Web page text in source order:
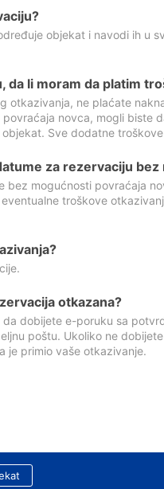
objekat i navodi ih u
da li moram da platim
otkazivanja, ne plaćate
novca, mogli biste
Sve dodatne
za rezervaciju
bez mogućnosti povraćaja
troškove
otkazana?
dobijete e-poruku sa
poštu. Ukoliko ne
je primio vaše otkazivanje.